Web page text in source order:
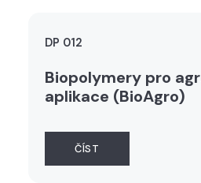
DP 012
Biopolymery pro
aplikace (BioAgro)
ČÍST